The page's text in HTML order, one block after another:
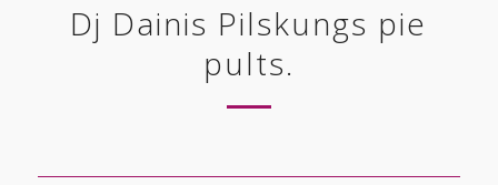
Dj Dainis Pilskungs pie
pults.